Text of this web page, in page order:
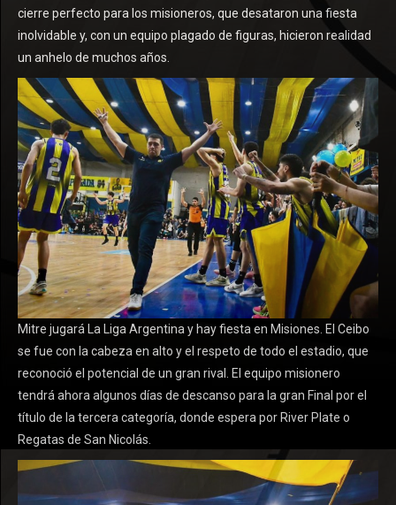
cierre perfecto para los misioneros, que desataron una fiesta
inolvidable y, con un equipo plagado de figuras, hicieron realidad
un anhelo de muchos años.
Mitre jugará La Liga Argentina y hay fiesta en Misiones. El Ceibo
se fue con la cabeza en alto y el respeto de todo el estadio, que
reconoció el potencial de un gran rival. El equipo misionero
tendrá ahora algunos días de descanso para la gran Final por el
título de la tercera categoría, donde espera por River Plate o
Regatas de San Nicolás.